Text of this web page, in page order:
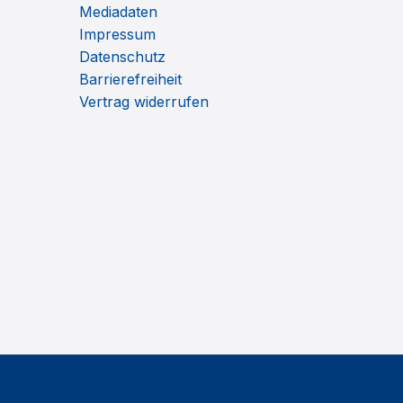
Mediadaten
Impressum
Datenschutz
Barrierefreiheit
Vertrag widerrufen